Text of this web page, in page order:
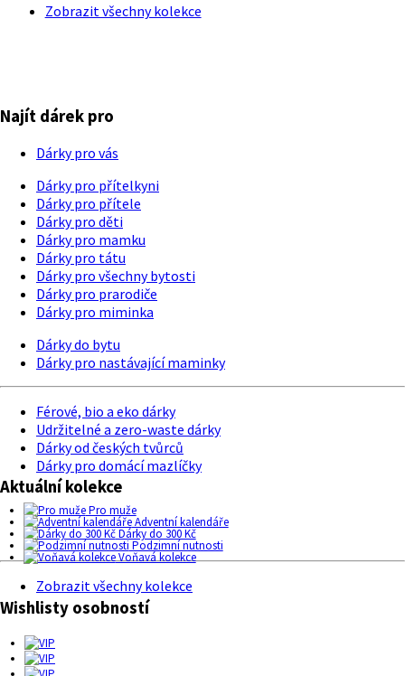
Zobrazit všechny kolekce
Najít dárek pro
Dárky pro vás
Dárky pro přítelkyni
Dárky pro přítele
Dárky pro děti
Dárky pro mamku
Dárky pro tátu
Dárky pro všechny bytosti
Dárky pro prarodiče
Dárky pro miminka
Dárky do bytu
Dárky pro nastávající maminky
Férové, bio a eko dárky
Udržitelné a zero-waste dárky
Dárky od českých tvůrců
Dárky pro domácí mazlíčky
Aktuální kolekce
Pro muže
Adventní kalendáře
Dárky do 300 Kč
Podzimní nutnosti
Voňavá kolekce
Zobrazit všechny kolekce
Wishlisty osobností